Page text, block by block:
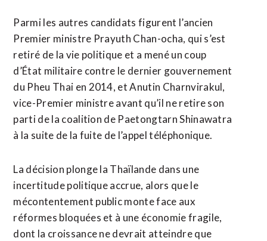
Parmi les autres candidats figurent l’ancien
Premier ministre Prayuth Chan-ocha, qui s’est
retiré de la vie politique et a mené un coup
d’État militaire contre le dernier gouvernement
du Pheu Thai en 2014, et Anutin Charnvirakul,
vice-Premier ministre avant qu’il ne retire son
parti de la coalition de Paetongtarn Shinawatra
à la suite de la fuite de l’appel téléphonique.
La décision plonge la Thaïlande dans une
incertitude politique accrue, alors que le
mécontentement public monte face aux
réformes bloquées et à une économie fragile,
dont la croissance ne devrait atteindre que